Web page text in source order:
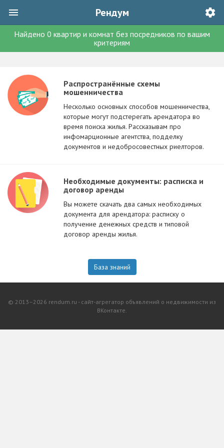
Рендум
Найдено 0 квартир и комнат без посредников по вашим
критериям
Распространённые схемы
мошенничества
Несколько основных способов мошенничества,
которые могут подстерегать арендатора во
время поиска жилья. Рассказывам про
инфомарционные агентства, подделку
документов и недобросовестных риелторов.
Необходимые документы: расписка и
договор аренды
Вы можете скачать два самых необходимых
документа для арендатора: расписку о
получение денежных средств и типовой
договор аренды жилья.
База знаний
© 2013–2026 rendum.ru - сайт-агрегатор объявлений о недвижимости из
ВКонтакте.